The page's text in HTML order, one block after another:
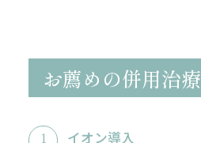
お薦めの併用治療
イオン導入